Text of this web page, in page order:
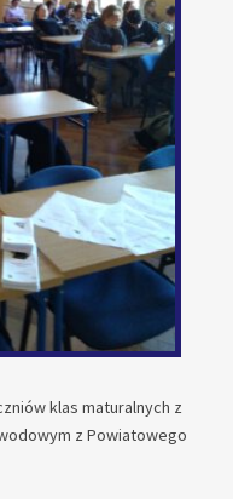
klas maturalnych z
z Powiatowego